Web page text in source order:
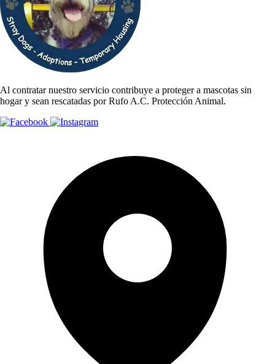
Al contratar nuestro servicio contribuye a proteger a mascotas sin
hogar y sean rescatadas por Rufo A.C. Protección Animal.